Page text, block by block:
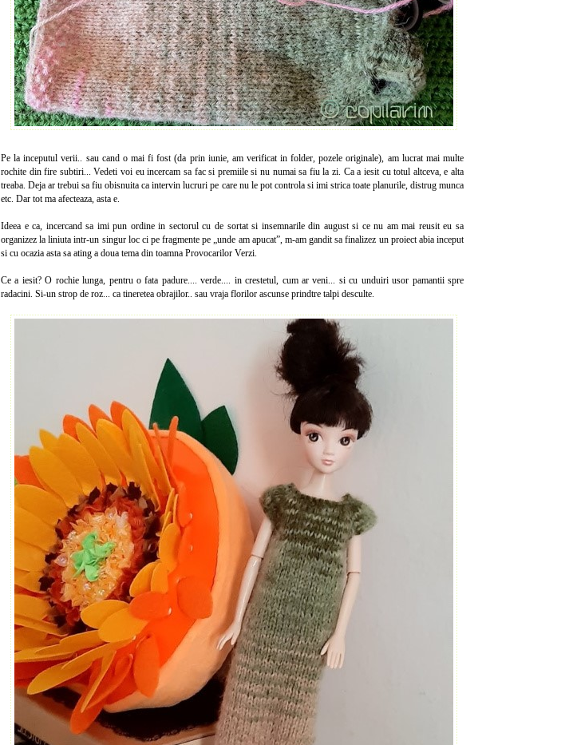
Pe la inceputul verii.. sau cand o mai fi fost (da prin iunie, am verificat in folder, pozele originale), am lucrat mai multe
rochite din fire subtiri... Vedeti voi eu incercam sa fac si premiile si nu numai sa fiu la zi. Ca a iesit cu totul altceva, e alta
treaba. Deja ar trebui sa fiu obisnuita ca intervin lucruri pe care nu le pot controla si imi strica toate planurile, distrug munca
etc. Dar tot ma afecteaza, asta e.
Ideea e ca, incercand sa imi pun ordine in sectorul cu de sortat si insemnarile din august si ce nu am mai reusit eu sa
organizez la liniuta intr-un singur loc ci pe fragmente pe „unde am apucat”, m-am gandit sa finalizez un proiect abia inceput
si cu ocazia asta sa ating a doua tema din toamna Provocarilor Verzi.
Ce a iesit? O rochie lunga, pentru o fata padure.... verde.... in crestetul, cum ar veni... si cu unduiri usor pamantii spre
radacini. Si-un strop de roz... ca tineretea obrajilor.. sau vraja florilor ascunse prindtre talpi desculte.